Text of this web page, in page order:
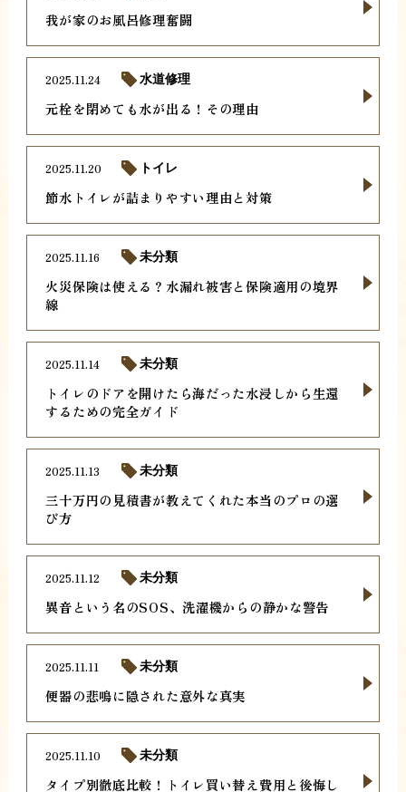
我が家のお風呂修理奮闘
元栓を閉めても水が出る！その理由
2025.11.24 水道修理
節水トイレが詰まりやすい理由と対策
2025.11.20 トイレ
火災保険は使える？水漏れ被害と保険適用の境界
線
2025.11.16 未分類
トイレのドアを開けたら海だった水浸しから生還
するための完全ガイド
2025.11.14 未分類
三十万円の見積書が教えてくれた本当のプロの選
び方
2025.11.13 未分類
異音という名のSOS、洗濯機からの静かな警告
2025.11.12 未分類
便器の悲鳴に隠された意外な真実
2025.11.11 未分類
タイプ別徹底比較！トイレ買い替え費用と後悔し
2025.11.10 未分類